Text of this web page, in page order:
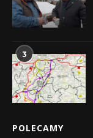
3
POLECAMY